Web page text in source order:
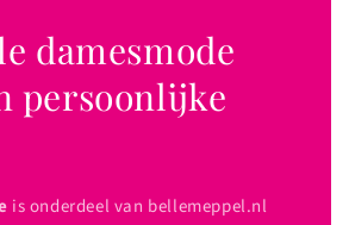
damesmode
persoonlijke
is onderdeel van bellemeppel.nl